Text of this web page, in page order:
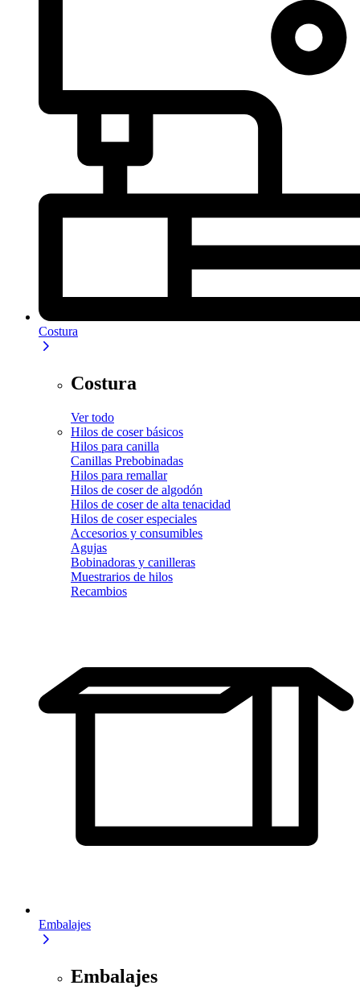
Costura
Costura
Ver todo
Hilos de coser básicos
Hilos para canilla
Canillas Prebobinadas
Hilos para remallar
Hilos de coser de algodón
Hilos de coser de alta tenacidad
Hilos de coser especiales
Accesorios y consumibles
Agujas
Bobinadoras y canilleras
Muestrarios de hilos
Recambios
Embalajes
Embalajes